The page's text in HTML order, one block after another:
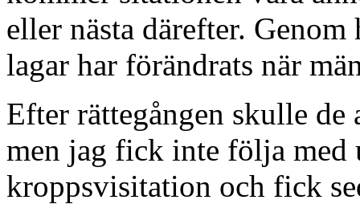
eller nästa därefter.
lagar har förändrats när
Efter rättegången skulle de
men jag fick inte följa med
kroppsvisitation och fick